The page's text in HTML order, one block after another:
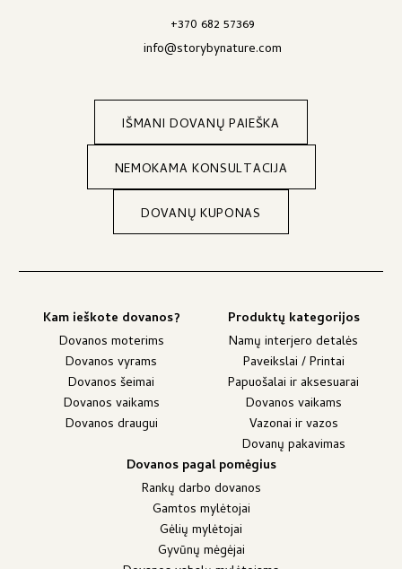
+370 682 57369
info@storybynature.com
IŠMANI DOVANŲ PAIEŠKA
NEMOKAMA KONSULTACIJA
DOVANŲ KUPONAS
Kam ieškote dovanos?
Dovanos moterims
Dovanos vyrams
Dovanos šeimai
Dovanos vaikams
Dovanos draugui
Produktų kategorijos
Namų interjero detalės
Paveikslai / Printai
Papuošalai ir aksesuarai
Dovanos vaikams
Vazonai ir vazos
Dovanų pakavimas
Dovanos pagal pomėgius
Rankų darbo dovanos
Gamtos mylėtojai
Gėlių mylėtojai
Gyvūnų mėgėjai